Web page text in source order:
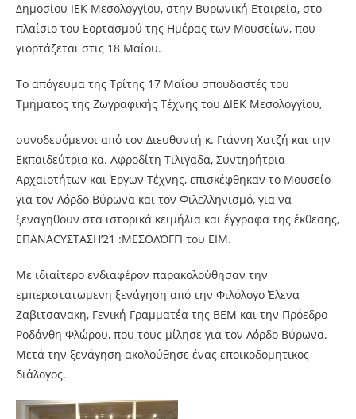
Δημοσίου ΙΕΚ Μεσολογγίου, στην Βυρωνική Εταιρεία, στο
πλαίσιο του Εορτασμού της Ημέρας των Μουσείων, που
γιορτάζεται στις 18 Μαΐου.
Το απόγευμα της Τρίτης 17 Μαΐου σπουδαστές του
Τμήματος της Ζωγραφικής Τέχνης του ΔΙΕΚ Μεσολογγίου,
συνοδευόμενοι από τον Διευθυντή κ. Γιάννη Χατζή και την
Εκπαιδεύτρια κα. Αφροδίτη Τιλιγαδα, Συντηρήτρια
Αρχαιοτήτων και Έργων Τέχνης, επισκέφθηκαν το Μουσείο
για τον Λόρδο Βύρωνα και τον Φιλελληνισμό, για να
ξεναγηθουν στα ιστορικά κειμήλια και έγγραφα της έκθεσης,
ΕΠΑΝΑCYΣΤΑΣΗ’21 :ΜΕΣΟΛΌΓΓΙ του ΕΙΜ.
Με ιδιαίτερο ενδιαφέρον παρακολούθησαν την
εμπεριστατωμενη ξενάγηση από την Φιλόλογο Έλενα
Ζαβιτσανακη, Γενική Γραμματέα της ΒΕΜ και την Πρόεδρο
Ροδάνθη Φλώρου, που τους μίλησε για τον Λόρδο Βύρωνα.
Μετά την ξενάγηση ακολούθησε ένας εποικοδομητικος
διάλογος.